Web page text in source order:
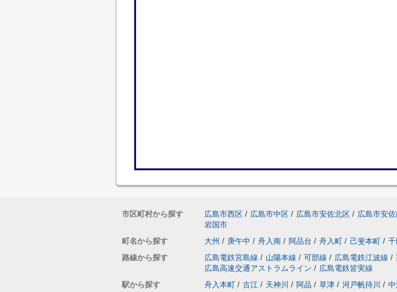
市区町村から探す 広島市西区 / 広島市中区 / 広島市安佐北区 / 広島市安
岩国市
町名から探す
大州 / 庚午中 / 舟入南 / 阿品台 / 舟入町 / 己斐本町 /
路線から探す
広島電鉄宮島線 / 山陽本線 / 可部線 / 広島電鉄江波線 /
広島高速交通アストラムライン / 広島電鉄皆実線
駅から探す
舟入本町 / 古江 / 天神川 / 阿品 / 草津 / 河戸帆待川 / 中